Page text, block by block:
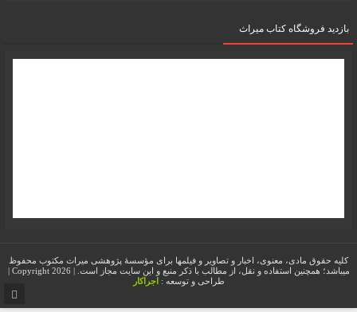
بازدید فروشگاه کتاب میراث
کلیه حقوق مادی، معنوی، اخبار و تصاویر و فیلمها برای مؤسسۀ پژوهشی میراث مکتوب محفوظ
میباشد؛ همچنین استفاده و نقل، از مطالب با ذکر منبع و این سایت مجاز است. | Copyright 2026 |
طراحی و توسعه : اجراکار